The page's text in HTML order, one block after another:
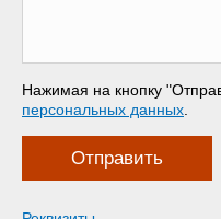
Нажимая на кнопку
персональных данных
Отправить